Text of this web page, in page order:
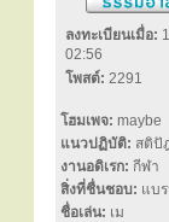
ลงทะเบียนเมื่อ:
02:56
โพสต์: 2291
โฮมเพจ: maybe
แนวปฏิบัติ: สติปั
งานอดิเรก: กีฬา
สิ่งที่ชื่นชอบ: แบ
ชื่อเล่น: เม